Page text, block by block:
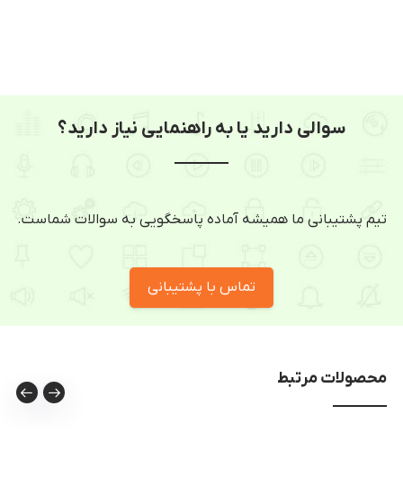
سوالی دارید یا به راهنمایی نیاز دارید؟
تیم پشتیبانی ما همیشه آماده پاسخگویی به سوالات شماست.
تماس با پشتیبانی
محصولات مرتبط